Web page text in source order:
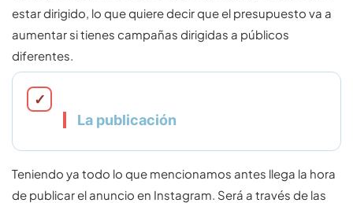
estar dirigido, lo que quiere decir que el presupuesto va a
aumentar si tienes campañas dirigidas a públicos
diferentes.
La publicación
Teniendo ya todo lo que mencionamos antes llega la hora
de publicar el anuncio en Instagram. Será a través de las